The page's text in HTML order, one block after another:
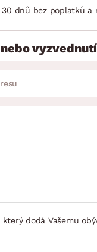
dnů bez poplatků a
vyzvednutí
dodá Vašemu